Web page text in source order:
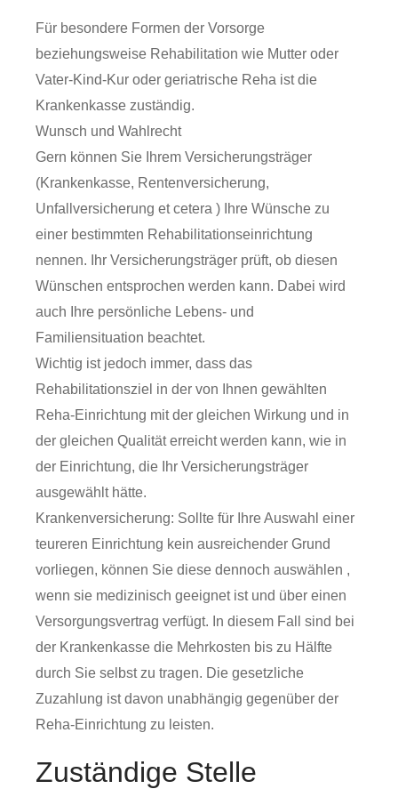
Für besondere Formen der Vorsorge
beziehungsweise Rehabilitation wie Mutter oder
Vater-Kind-Kur oder geriatrische Reha ist die
Krankenkasse zuständig.
Wunsch und Wahlrecht
Gern können Sie Ihrem Versicherungsträger
(Krankenkasse, Rentenversicherung,
Unfallversicherung et cetera ) Ihre Wünsche zu
einer bestimmten Rehabilitationseinrichtung
nennen. Ihr Versicherungsträger prüft, ob diesen
Wünschen entsprochen werden kann. Dabei wird
auch Ihre persönliche Lebens- und
Familiensituation beachtet.
Wichtig ist jedoch immer, dass das
Rehabilitationsziel in der von Ihnen gewählten
Reha-Einrichtung mit der gleichen Wirkung und in
der gleichen Qualität erreicht werden kann, wie in
der Einrichtung, die Ihr Versicherungsträger
ausgewählt hätte.
Krankenversicherung: Sollte für Ihre Auswahl einer
teureren Einrichtung kein ausreichender Grund
vorliegen, können Sie diese dennoch auswählen ,
wenn sie medizinisch geeignet ist und über einen
Versorgungsvertrag verfügt. In diesem Fall sind bei
der Krankenkasse die Mehrkosten bis zu Hälfte
durch Sie selbst zu tragen. Die gesetzliche
Zuzahlung ist davon unabhängig gegenüber der
Reha-Einrichtung zu leisten.
Zuständige Stelle